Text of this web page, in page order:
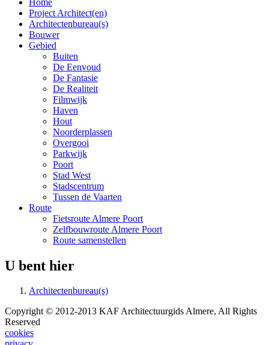
Project Architect(en)
Architectenbureau(s)
Bouwer
Gebied
Buiten
De Eenvoud
De Fantasie
De Realiteit
Filmwijk
Haven
Hout
Noorderplassen
Overgooi
Parkwijk
Poort
Stad West
Stadscentrum
Tussen de Vaarten
Route
Fietsroute Almere Poort
Zelfbouwroute Almere Poort
Route samenstellen
U bent hier
Architectenbureau(s)
Copyright © 2012-2013 KAF Architectuurgids Almere, All Rights
Reserved
cookies